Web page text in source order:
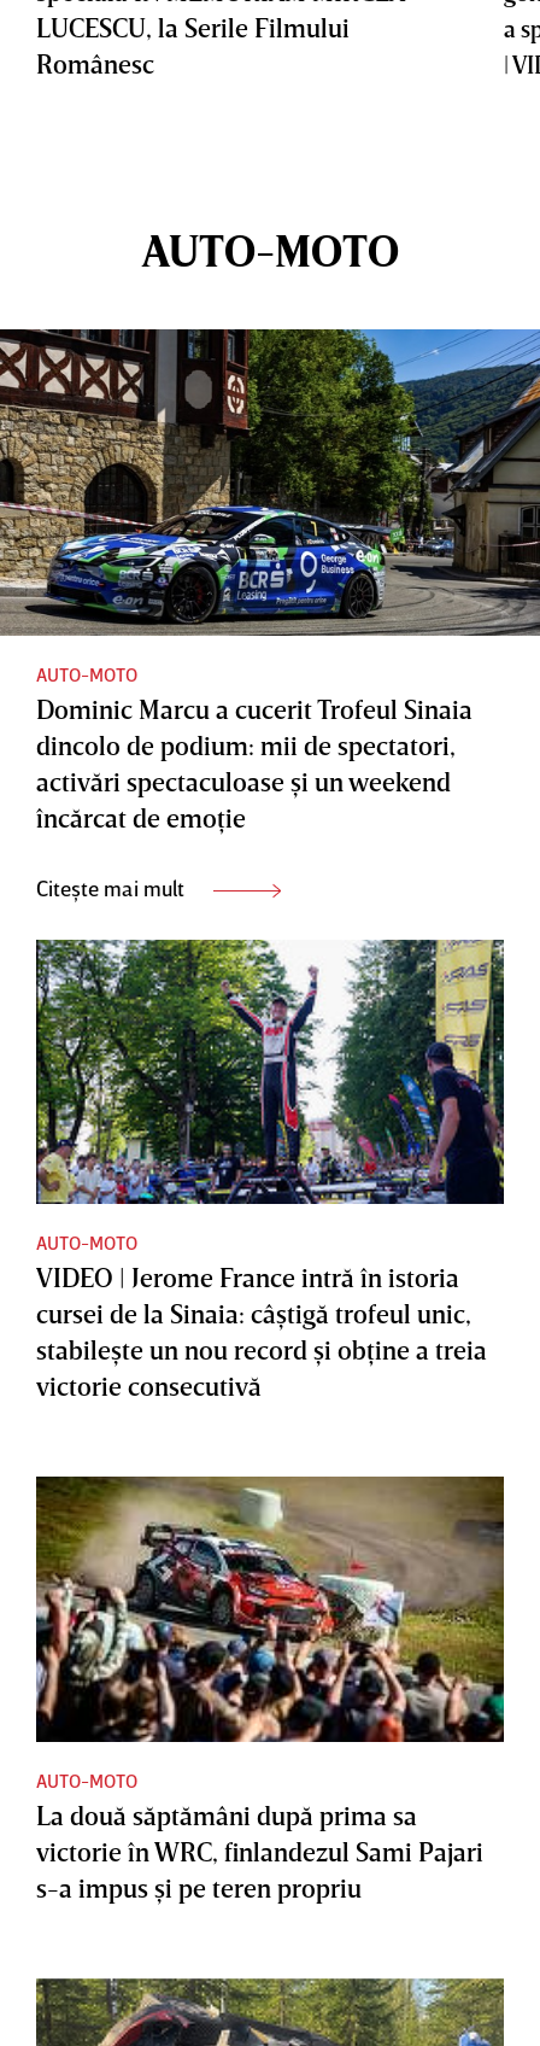
LUCESCU, la Serile Filmului
Românesc
a
|
AUTO-MOTO
AUTO-MOTO
Dominic Marcu a cucerit Trofeul Sinaia
dincolo de podium: mii de spectatori,
activări spectaculoase şi un weekend
încărcat de emoţie
Citește mai mult
AUTO-MOTO
VIDEO | Jerome France intră în istoria
cursei de la Sinaia: câştigă trofeul unic,
stabileşte un nou record şi obţine a treia
victorie consecutivă
AUTO-MOTO
La două săptămâni după prima sa
victorie în WRC, finlandezul Sami Pajari
s-a impus şi pe teren propriu